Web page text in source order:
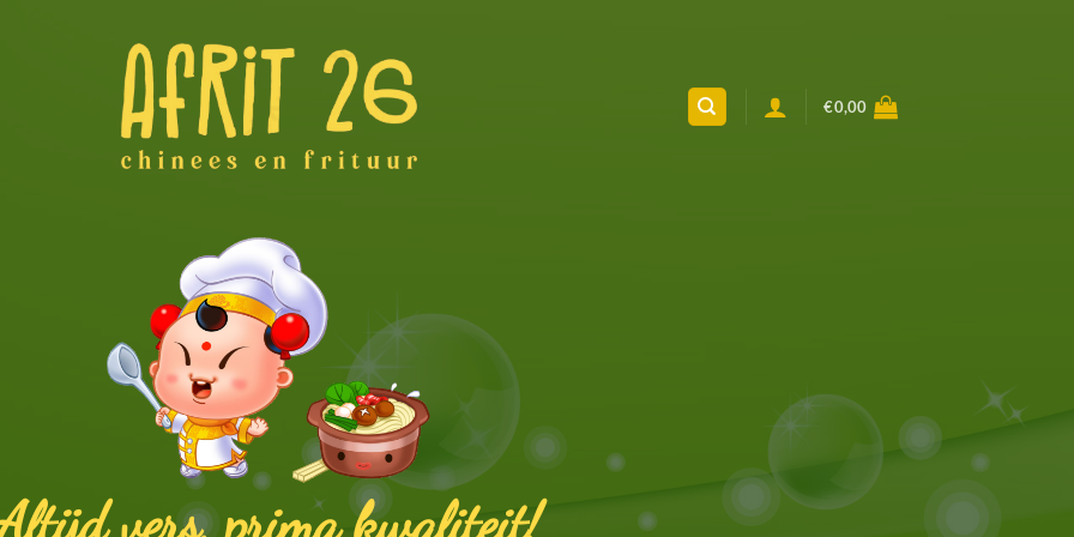
€0,00
vers, prima kwaliteit!